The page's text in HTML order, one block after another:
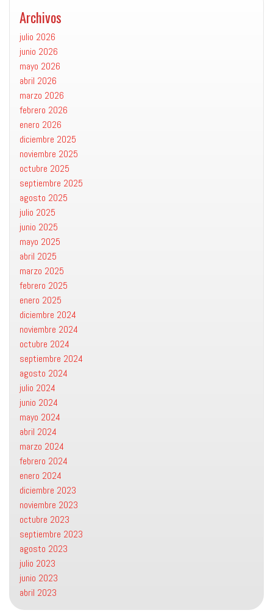
Archivos
julio 2026
junio 2026
mayo 2026
abril 2026
marzo 2026
febrero 2026
enero 2026
diciembre 2025
noviembre 2025
octubre 2025
septiembre 2025
agosto 2025
julio 2025
junio 2025
mayo 2025
abril 2025
marzo 2025
febrero 2025
enero 2025
diciembre 2024
noviembre 2024
octubre 2024
septiembre 2024
agosto 2024
julio 2024
junio 2024
mayo 2024
abril 2024
marzo 2024
febrero 2024
enero 2024
diciembre 2023
noviembre 2023
octubre 2023
septiembre 2023
agosto 2023
julio 2023
junio 2023
abril 2023